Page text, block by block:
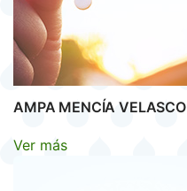
AMPA MENCÍA VELASCO
Ver más